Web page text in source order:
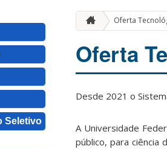
Seletivo
Oferta
Oferta
Desde 2021 o
A Universidade
público, para ciência